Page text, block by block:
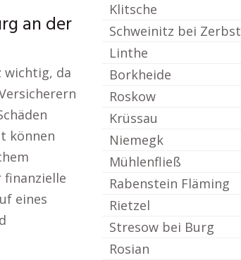
an der
wichtig, da
können
finanzielle
eines
Klitsche
Schweinitz bei Zerbst
Linthe
Borkheide
Roskow
Krüssau
Niemegk
Mühlenfließ
Rabenstein Fläming
Rietzel
Stresow bei Burg
Rosian